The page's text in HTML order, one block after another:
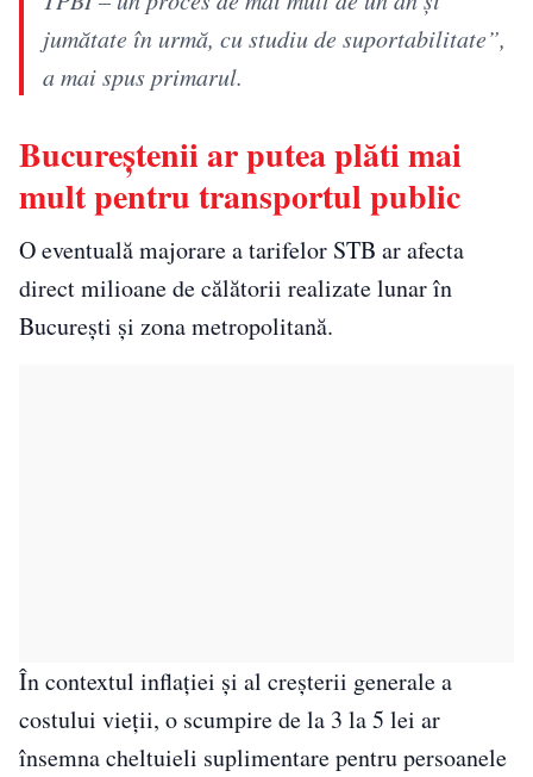
jumătate în urmă, cu studiu de suportabilitate”,
a mai spus primarul.
Bucureștenii ar putea plăti mai
mult pentru transportul public
O eventuală majorare a tarifelor STB ar afecta
direct milioane de călătorii realizate lunar în
București și zona metropolitană.
În contextul inflației și al creșterii generale a
costului vieții, o scumpire de la 3 la 5 lei ar
însemna cheltuieli suplimentare pentru persoanele